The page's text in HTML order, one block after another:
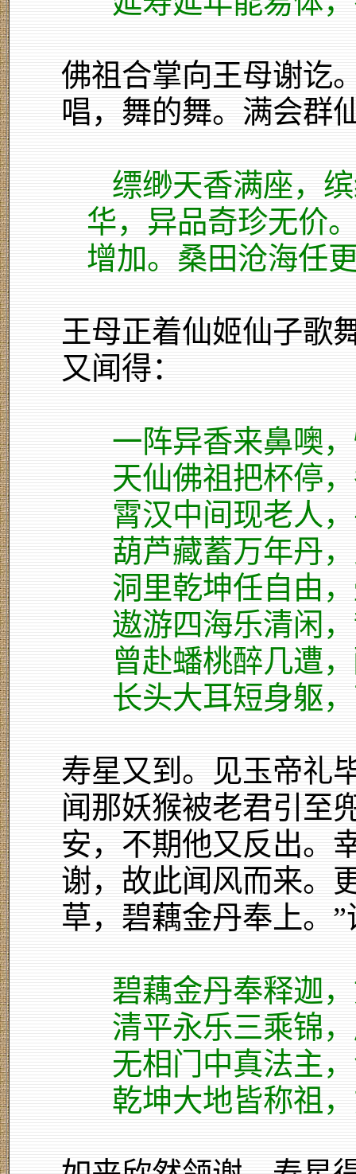
佛祖合掌向王母谢讫
唱，舞的舞。满会群
缥缈天香满座，
华，异品奇珍无价
增加。桑田沧海任
王母正着仙姬仙子歌
又闻得：
一阵异香来鼻噢
天仙佛祖把杯停
霄汉中间现老人
葫芦藏蓄万年丹
洞里乾坤任自由
遨游四海乐清闲
曾赴蟠桃醉几遭
长头大耳短身躯
寿星又到。见玉帝礼
闻那妖猴被老君引至
安，不期他又反出。
谢，故此闻风而来。
草，碧藕金丹奉上。”
碧藕金丹奉释迦
清平永乐三乘锦
无相门中真法主
乾坤大地皆称祖